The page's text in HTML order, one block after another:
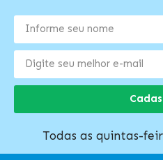
Todas as quintas-